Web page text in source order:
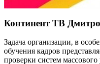
Континент ТВ
Задача организации, в
обучения кадров
проверки систем